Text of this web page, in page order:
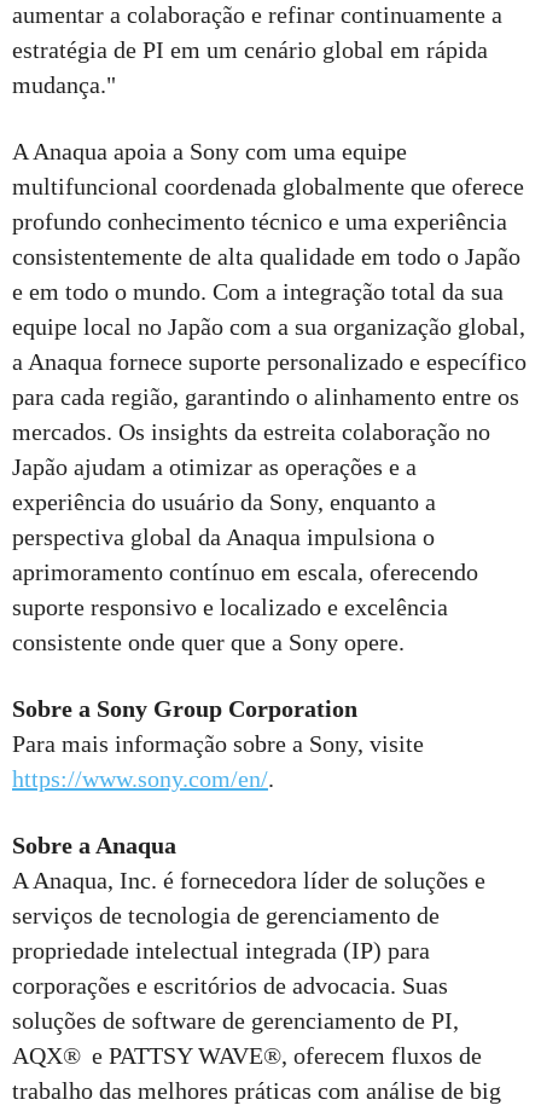
aumentar a colaboração e refinar continuamente a
estratégia de PI em um cenário global em rápida
mudança."
A Anaqua apoia a Sony com uma equipe
multifuncional coordenada globalmente que oferece
profundo conhecimento técnico e uma experiência
consistentemente de alta qualidade em todo o Japão
e em todo o mundo. Com a integração total da sua
equipe local no Japão com a sua organização global,
a Anaqua fornece suporte personalizado e específico
para cada região, garantindo o alinhamento entre os
mercados. Os insights da estreita colaboração no
Japão ajudam a otimizar as operações e a
experiência do usuário da Sony, enquanto a
perspectiva global da Anaqua impulsiona o
aprimoramento contínuo em escala, oferecendo
suporte responsivo e localizado e excelência
consistente onde quer que a Sony opere.
Sobre a Sony Group Corporation
Para mais informação sobre a Sony, visite
https://www.sony.com/en/.
Sobre a Anaqua
A Anaqua, Inc. é fornecedora líder de soluções e
serviços de tecnologia de gerenciamento de
propriedade intelectual integrada (IP) para
corporações e escritórios de advocacia. Suas
soluções de software de gerenciamento de PI,
AQX® e PATTSY WAVE®, oferecem fluxos de
trabalho das melhores práticas com análise de big